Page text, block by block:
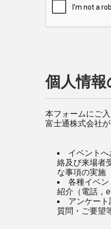
個人情
本フォームにご
富士通株式会社
イベント
絡及び来場者
な事項の実施
各種イベン
紹介（電話，
アンケー
質問・ご要望